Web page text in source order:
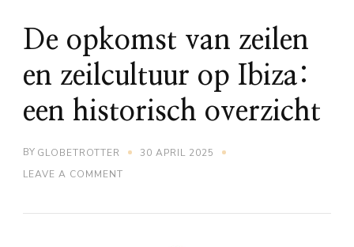
De opkomst van zeilen
en zeilcultuur op Ibiza:
een historisch overzicht
BY GLOBETROTTER
30 APRIL 2025
LEAVE A COMMENT
VAN